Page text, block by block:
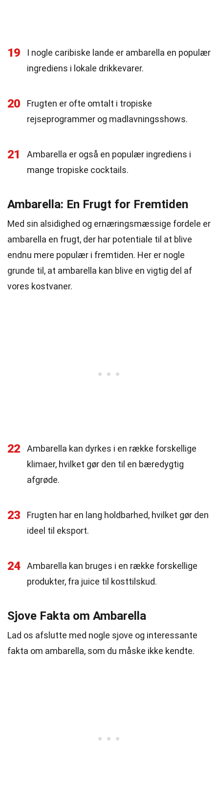
19
I nogle caribiske lande er ambarella en populær
ingrediens i lokale drikkevarer.
20
Frugten er ofte omtalt i tropiske
rejseprogrammer og madlavningsshows.
21
Ambarella er også en populær ingrediens i
mange tropiske cocktails.
Ambarella: En Frugt for Fremtiden
Med sin alsidighed og ernæringsmæssige fordele er
ambarella en frugt, der har potentiale til at blive
endnu mere populær i fremtiden. Her er nogle
grunde til, at ambarella kan blive en vigtig del af
vores kostvaner.
22
Ambarella kan dyrkes i en række forskellige
klimaer, hvilket gør den til en bæredygtig
afgrøde.
23
Frugten har en lang holdbarhed, hvilket gør den
ideel til eksport.
24
Ambarella kan bruges i en række forskellige
produkter, fra juice til kosttilskud.
Sjove Fakta om Ambarella
Lad os afslutte med nogle sjove og interessante
fakta om ambarella, som du måske ikke kendte.